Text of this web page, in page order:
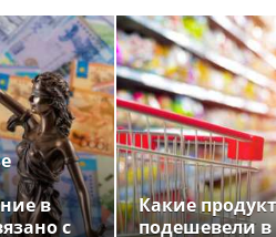
в
с
Какие
подешевели в